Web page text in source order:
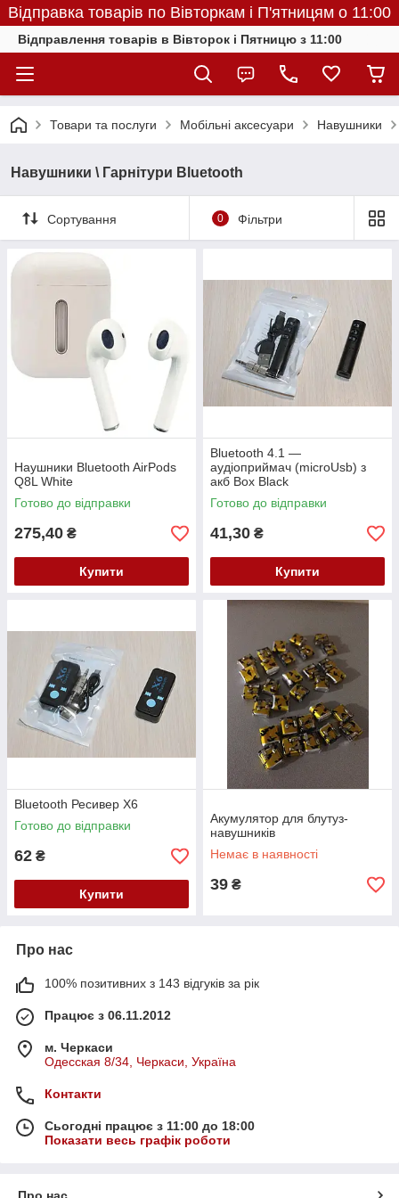
Відправка товарів по Вівторкам і П'ятницям о 11:00
Відправлення товарів в Вівторок і Пятницю з 11:00
Товари та послуги Мобільні аксесуари Навушники
Навушники \ Гарнітури Bluetooth
Сортування 0 Фільтри
Наушники Bluetooth AirPods
Q8L White
Готово до відправки
275,40 ₴
Купити
Bluetooth 4.1 —
аудіоприймач (microUsb) з
акб Box Black
Готово до відправки
41,30 ₴
Купити
Bluetooth Ресивер X6
Готово до відправки
62 ₴
Купити
Акумулятор для блутуз-
навушників
Немає в наявності
39 ₴
Про нас
100% позитивних з 143 відгуків за рік
Працює з 06.11.2012
м. Черкаси
Одесская 8/34, Черкаси, Україна
Контакти
Сьогодні працює з 11:00 до 18:00
Показати весь графік роботи